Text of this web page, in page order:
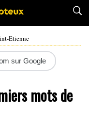
Etienne
sur Google
mots de